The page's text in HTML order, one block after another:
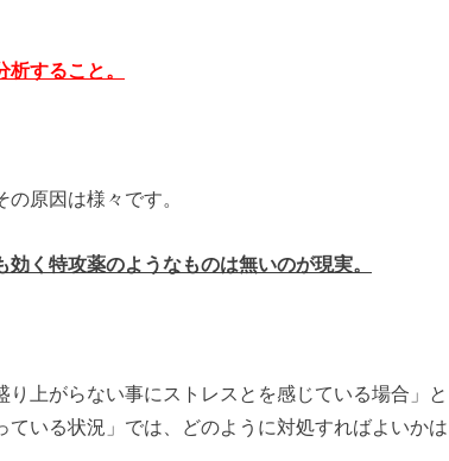
すること。
原因は様々です。
く特攻薬のようなものは無いのが現実。
上がらない事にストレスとを感じている場合」と
ている状況」では、どのように対処すればよいかは